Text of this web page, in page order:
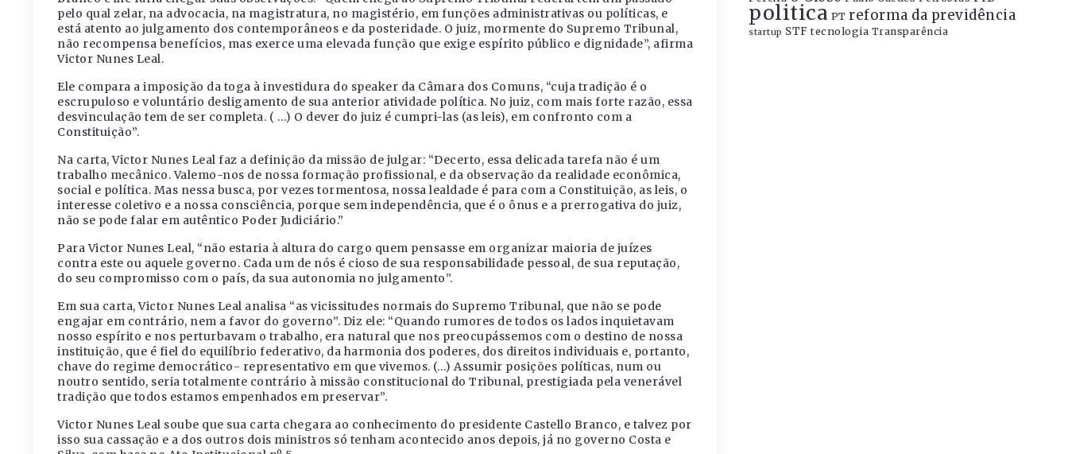
pelo qual zelar, na advocacia, na magistratura, no magistério, em funções administrativas ou políticas, e
está atento ao julgamento dos contemporâneos e da posteridade. O juiz, mormente do Supremo Tribunal,
não recompensa benefícios, mas exerce uma elevada função que exige espírito público e dignidade”, afirma
Victor Nunes Leal.
Ele compara a imposição da toga à investidura do speaker da Câmara dos Comuns, “cuja tradição é o
escrupuloso e voluntário desligamento de sua anterior atividade política. No juiz, com mais forte razão, essa
desvinculação tem de ser completa. ( …) O dever do juiz é cumpri-las (as leis), em confronto com a
Constituição”.
Na carta, Victor Nunes Leal faz a definição da missão de julgar: “Decerto, essa delicada tarefa não é um
trabalho mecânico. Valemo-nos de nossa formação profissional, e da observação da realidade econômica,
social e política. Mas nessa busca, por vezes tormentosa, nossa lealdade é para com a Constituição, as leis, o
interesse coletivo e a nossa consciência, porque sem independência, que é o ônus e a prerrogativa do juiz,
não se pode falar em autêntico Poder Judiciário.”
Para Victor Nunes Leal, “não estaria à altura do cargo quem pensasse em organizar maioria de juízes
contra este ou aquele governo. Cada um de nós é cioso de sua responsabilidade pessoal, de sua reputação,
do seu compromisso com o país, da sua autonomia no julgamento”.
Em sua carta, Victor Nunes Leal analisa “as vicissitudes normais do Supremo Tribunal, que não se pode
engajar em contrário, nem a favor do governo”. Diz ele: “Quando rumores de todos os lados inquietavam
nosso espírito e nos perturbavam o trabalho, era natural que nos preocupássemos com o destino de nossa
instituição, que é fiel do equilíbrio federativo, da harmonia dos poderes, dos direitos individuais e, portanto,
chave do regime democrático- representativo em que vivemos. (…) Assumir posições políticas, num ou
noutro sentido, seria totalmente contrário à missão constitucional do Tribunal, prestigiada pela venerável
tradição que todos estamos empenhados em preservar”.
Victor Nunes Leal soube que sua carta chegara ao conhecimento do presidente Castello Branco, e talvez por
isso sua cassação e a dos outros dois ministros só tenham acontecido anos depois, já no governo Costa e
politica PT reforma da previdência
startup STF tecnologia Transparência